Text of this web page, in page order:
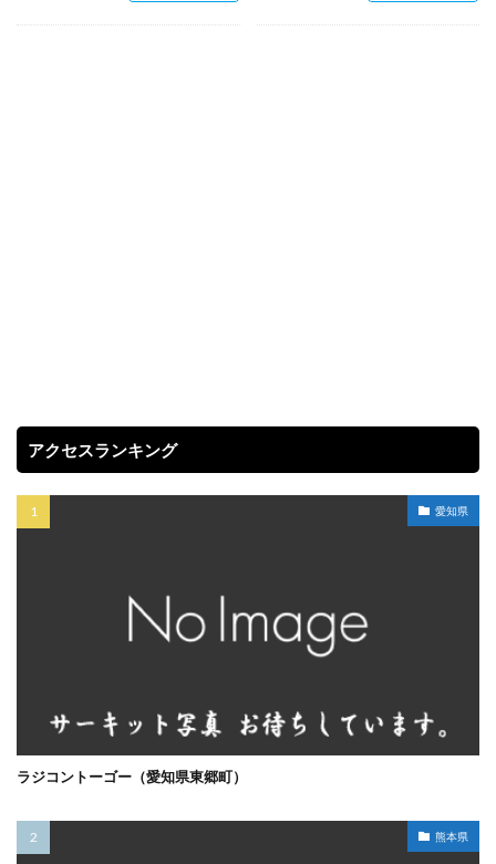
アクセスランキング
愛知県
ラジコントーゴー（愛知県東郷町）
熊本県